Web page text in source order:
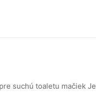
suchú toaletu mačiek Je